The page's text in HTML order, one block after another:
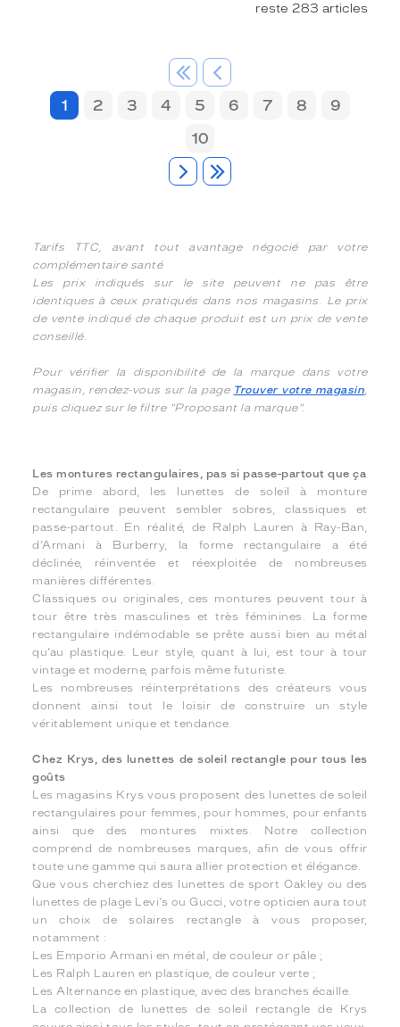
reste 283 articles
1 2 3 4 5 6 7 8
9
10
Tarifs TTC, avant tout avantage négocié par votre
complémentaire santé
Les prix indiqués sur le site peuvent ne pas être
identiques à ceux pratiqués dans nos magasins. Le prix
de vente indiqué de chaque produit est un prix de vente
conseillé.
Pour vérifier la disponibilité de la marque dans votre
magasin, rendez-vous sur la page Trouver votre magasin,
puis cliquez sur le filtre "Proposant la marque".
Les montures rectangulaires, pas si passe-partout que ça
De prime abord, les lunettes de soleil à monture
rectangulaire peuvent sembler sobres, classiques et
passe-partout. En réalité, de Ralph Lauren à Ray-Ban,
d’Armani à Burberry, la forme rectangulaire a été
déclinée, réinventée et réexploitée de nombreuses
manières différentes.
Classiques ou originales, ces montures peuvent tour à
tour être très masculines et très féminines. La forme
rectangulaire indémodable se prête aussi bien au métal
qu’au plastique. Leur style, quant à lui, est tour à tour
vintage et moderne, parfois même futuriste.
Les nombreuses réinterprétations des créateurs vous
donnent ainsi tout le loisir de construire un style
véritablement unique et tendance.
Chez Krys, des lunettes de soleil rectangle pour tous les
goûts
Les magasins Krys vous proposent des lunettes de soleil
rectangulaires pour femmes, pour hommes, pour enfants
ainsi que des montures mixtes. Notre collection
comprend de nombreuses marques, afin de vous offrir
toute une gamme qui saura allier protection et élégance.
Que vous cherchiez des lunettes de sport Oakley ou des
lunettes de plage Levi’s ou Gucci, votre opticien aura tout
un choix de solaires rectangle à vous proposer,
notamment :
Les Emporio Armani en métal, de couleur or pâle ;
Les Ralph Lauren en plastique, de couleur verte ;
Les Alternance en plastique, avec des branches écaille.
La collection de lunettes de soleil rectangle de Krys